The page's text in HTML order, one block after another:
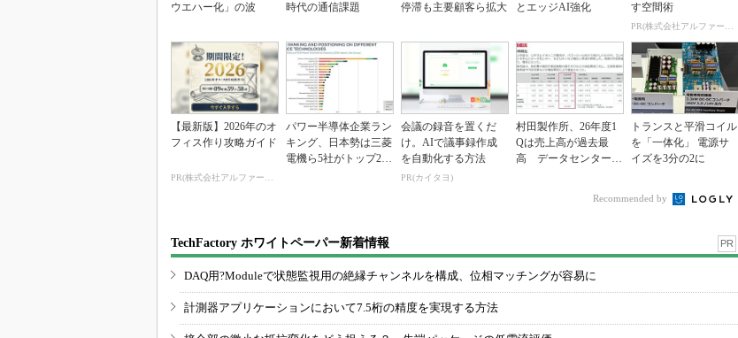
ウエハー化」の波
時代の通信課題
停滞も主要顧客ら拡大
とエッジAI強化
す空間術
PR(株式会社アルファーテクノ)
【最新版】2026年のオ
フィス作り攻略ガイド
PR(株式会社アルファーテクノ)
パワー半導体企業ラン
キング、日本勢は三菱
電機ら5社がトップ20
会議の録音を置くだ
け。AIで議事録作成
を自動化する方法
PR(カイタヨ)
村田製作所、26年度1
Qは売上高が過去最
高 データセンター関
トランスと平滑コイル
を「一体化」 電源サ
イズを3分の2に
Recommended by
TechFactory ホワイトペーパー新着情報 PR
DAQ用?Moduleで状態監視用の絶縁チャンネルを構成、位相マッチングが容易に
計測器アプリケーションにおいて7.5桁の精度を実現する方法